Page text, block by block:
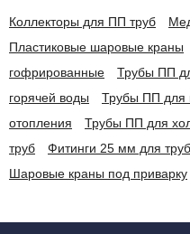
Коллекторы для ПП труб
Пластиковые шаровые краны
гофрированные
Трубы ПП
горячей воды
Трубы ПП для
отопления
Трубы ПП для
труб
Фитинги 25 мм для труб
Шаровые краны под приварку